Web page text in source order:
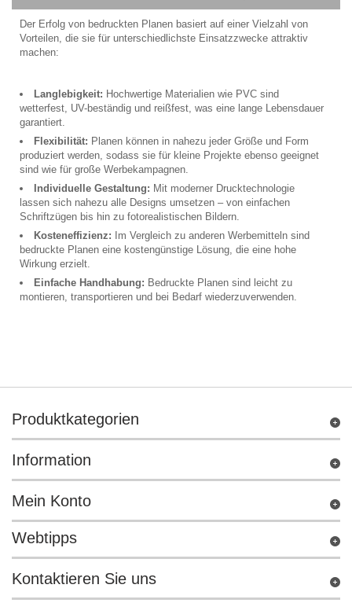
Der Erfolg von bedruckten Planen basiert auf einer Vielzahl von
Vorteilen, die sie für unterschiedlichste Einsatzzwecke attraktiv
machen:
Langlebigkeit: Hochwertige Materialien wie PVC sind
wetterfest, UV-beständig und reißfest, was eine lange Lebensdauer
garantiert.
Flexibilität: Planen können in nahezu jeder Größe und Form
produziert werden, sodass sie für kleine Projekte ebenso geeignet
sind wie für große Werbekampagnen.
Individuelle Gestaltung: Mit moderner Drucktechnologie
lassen sich nahezu alle Designs umsetzen – von einfachen
Schriftzügen bis hin zu fotorealistischen Bildern.
Kosteneffizienz: Im Vergleich zu anderen Werbemitteln sind
bedruckte Planen eine kostengünstige Lösung, die eine hohe
Wirkung erzielt.
Einfache Handhabung: Bedruckte Planen sind leicht zu
montieren, transportieren und bei Bedarf wiederzuverwenden.
Produktkategorien
Information
Mein Konto
Webtipps
Kontaktieren Sie uns